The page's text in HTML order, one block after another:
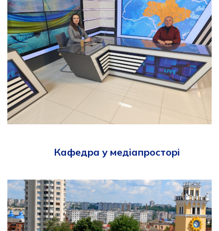
Кафедра у медіапросторі